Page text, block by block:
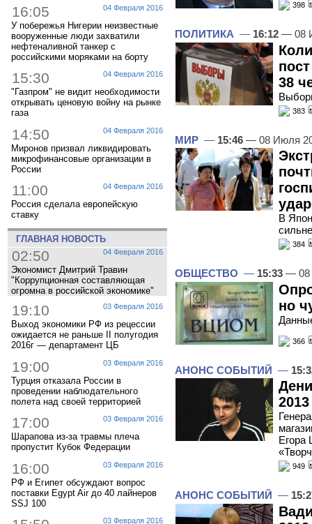
04 Февраля 2016
16:05
У побережья Нигерии неизвестные
вооруженные люди захватили
нефтеналивной танкер с
российскими моряками на борту
04 Февраля 2016
15:30
"Газпром" не видит необходимости
открывать ценовую войну на рынке
газа
04 Февраля 2016
14:50
Миронов призвал ликвидировать
микрофинансовые организации в
России
04 Февраля 2016
11:00
Россия сделала европейскую
ставку
ГЛАВНАЯ НОВОСТЬ
04 Февраля 2016
02:50
Экономист Дмитрий Травин
"Коррупционная составляющая
огромна в российской экономике"
03 Февраля 2016
19:10
Выход экономики РФ из рецессии
ожидается не раньше II полугодия
2016г — департамент ЦБ
03 Февраля 2016
19:00
Турция отказала России в
проведении наблюдательного
полета над своей территорией
03 Февраля 2016
17:00
Шарапова из-за травмы плеча
пропустит Кубок Федерации
03 Февраля 2016
16:00
РФ и Египет обсуждают вопрос
поставки Egypt Air до 40 лайнеров
SSJ 100
03 Февраля 2016
398
ПОЛИТИКА — 16:12 — 08
38
383
МИР — 15:46 — 08 Июля
В
384
ОБЩЕСТВО — 15:33 — 08
но
366
АНОНС СОБЫТИЙ —
Егора
949
АНОНС СОБЫТИЙ —